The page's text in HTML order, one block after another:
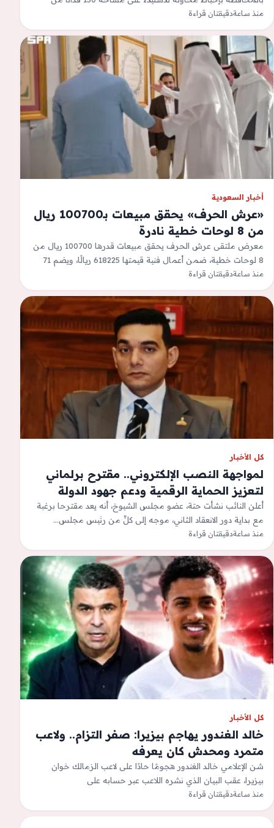
أراضي أملاك الدولة…
منذ ساعةدقيقتان قراءة
أخبار السعودية
«عرش الحرف» يحقق مبيعات بـ100700 ريال
من 8 لوحات خطية نادرة
معرض ملتقى عرش الحرف يحقق مبيعات قدرها 100700 ريال من
8 لوحات خطية، ضمن أعمال فنية قيمتها 618225 ريالًا، ويضم 71
لوحة…
منذ ساعةدقيقتان قراءة
كل الأخبار
لمواجهة النصب الإلكتروني.. مقترح برلماني
لتعزيز الحماية الرقمية ودعم جهود الدولة
أعلن النائب نشأت حتة، عضو مجلس الشيوخ، أنه يعد مقترحا برغبة
مع بداية دور الانعقاد الثاني، موجه إلى كلٍّ من رئيس مجلس…
منذ ساعةدقيقتان قراءة
كل الأخبار
خالد الغندور يهاجم بيزيرا: صفر التزام.. ولاعب
متمرد ومحدش كان يعرفه
شن الإعلامي خالد الغندور هجومًا حادًا على لاعب الزمالك خوان
بيزيرا، عقب البيان الذي نشره اللاعب عبر حسابه على
&quot;إنستجرام&quot;، للرد على…
منذ ساعةدقيقتان قراءة